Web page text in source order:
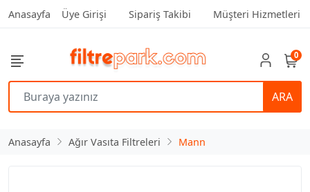
Anasayfa Üye Girişi Sipariş Takibi Müşteri Hizmetleri
ARA
0
Anasayfa Ağır Vasıta Filtreleri Mann